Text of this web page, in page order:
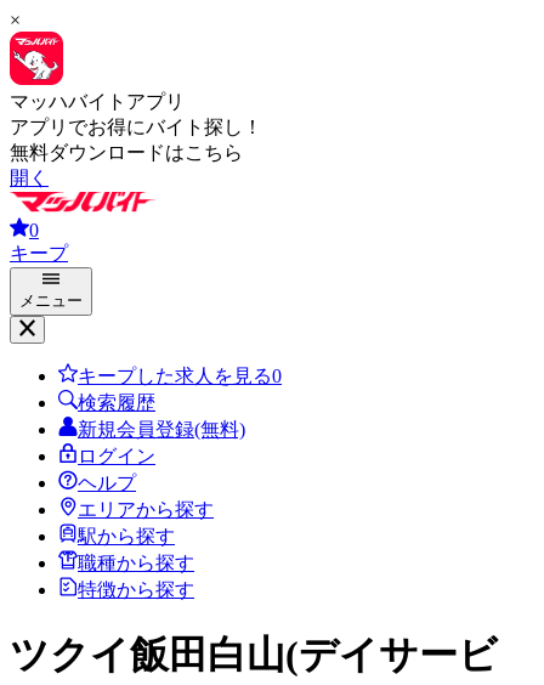
×
マッハバイトアプリ
アプリでお得にバイト探し！
無料ダウンロードはこちら
開く
0
キープ
メニュー
キープした求人を見る0
検索履歴
新規会員登録(無料)
ログイン
ヘルプ
エリアから探す
駅から探す
職種から探す
特徴から探す
ツクイ飯田白山(デイサービ